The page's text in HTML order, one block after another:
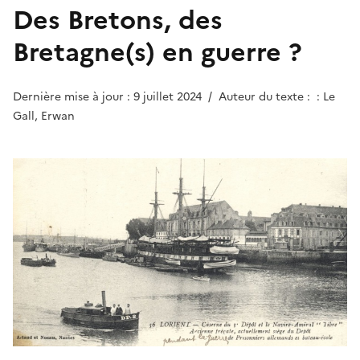
Des Bretons, des
Bretagne(s) en guerre ?
Dernière mise à jour : 9 juillet 2024 / Auteur du texte : : Le
Gall, Erwan